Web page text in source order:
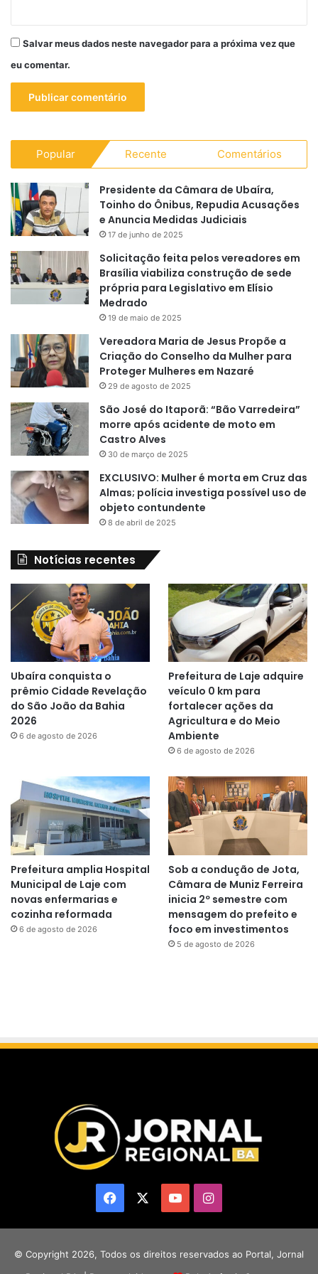
Salvar meus dados neste navegador para a próxima vez que
eu comentar.
Popular Recente Comentários
Presidente da Câmara de Ubaíra,
Toinho do Ônibus, Repudia Acusações
e Anuncia Medidas Judiciais
17 de junho de 2025
Solicitação feita pelos vereadores em
Brasília viabiliza construção de sede
própria para Legislativo em Elísio
Medrado
19 de maio de 2025
Vereadora Maria de Jesus Propõe a
Criação do Conselho da Mulher para
Proteger Mulheres em Nazaré
29 de agosto de 2025
São José do Itaporã: “Bão Varredeira”
morre após acidente de moto em
Castro Alves
30 de março de 2025
EXCLUSIVO: Mulher é morta em Cruz das
Almas; polícia investiga possível uso de
objeto contundente
8 de abril de 2025
Notícias recentes
Ubaíra conquista o
prêmio Cidade Revelação
do São João da Bahia
2026
6 de agosto de 2026
Prefeitura de Laje adquire
veículo 0 km para
fortalecer ações da
Agricultura e do Meio
Ambiente
6 de agosto de 2026
Prefeitura amplia Hospital
Municipal de Laje com
novas enfermarias e
cozinha reformada
6 de agosto de 2026
Sob a condução de Jota,
Câmara de Muniz Ferreira
inicia 2º semestre com
mensagem do prefeito e
foco em investimentos
5 de agosto de 2026
Facebook YouTubeInstagram
© Copyright 2026, Todos os direitos reservados ao Portal, Jornal